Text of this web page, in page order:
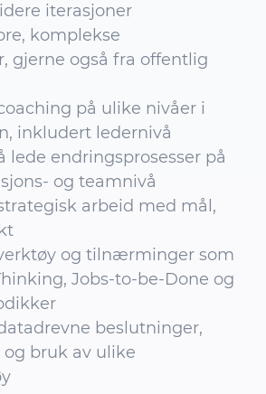
iterasjoner
komplekse
gjerne også fra offentlig
på ulike nivåer i
inkludert ledernivå
lede endringsprosesser på
og teamnivå
arbeid med mål,
og tilnærminger som
Jobs-to-be-Done og
beslutninger,
bruk av ulike